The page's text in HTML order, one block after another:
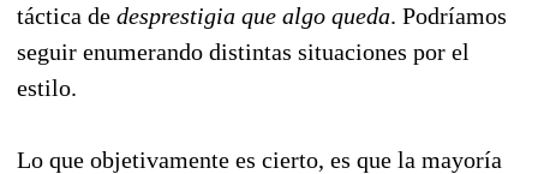
táctica de desprestigia que algo queda. Podríamos
seguir enumerando distintas situaciones por el
estilo.
Lo que objetivamente es cierto, es que la mayoría